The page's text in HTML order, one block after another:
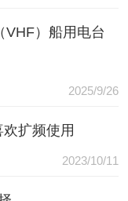
VHF）船用电台
2025/9/26
扩频使用
2023/10/11